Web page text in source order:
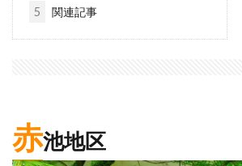
5 関連記事
赤池地区